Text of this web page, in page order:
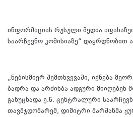
ინფორმაციას რუსული მედია
საარჩევნო კომისიაზე“ დაყრდნობით
„ნებისმიერ შემთხვევაში, იქნება
ბადრა და არძინბა ადგური მიიღებენ
განუცხადა ე.წ. ცენტრალური
თავმჯდომარემ, დიმიტრი მარშანმა